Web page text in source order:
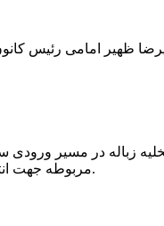
زباله در مسیر
مربوطه جهت انتقال این زباله ها توسط لودر به سایت و دفن آنها، سید مهدی حسینی دهیار چمگل با ارسال تصاویری خبر از جمع آوری این زباله ها توسط شهرداری داد.